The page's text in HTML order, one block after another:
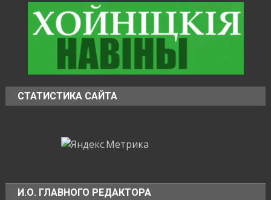
СТАТИСТИКА САЙТА
И.О. ГЛАВНОГО РЕДАКТОРА